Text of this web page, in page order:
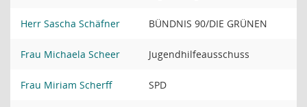
Herr Sascha Schäfner BÜNDNIS 90/DIE GRÜNEN
Frau Michaela Scheer Jugendhilfeausschuss
Frau Miriam Scherff SPD